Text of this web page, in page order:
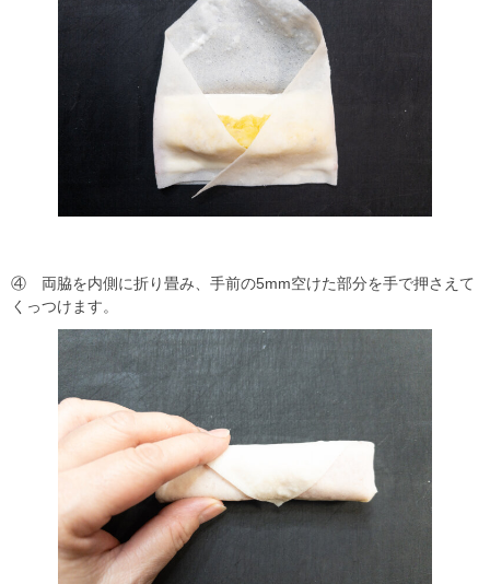
④ 両脇を内側に折り畳み、手前の5mm空けた部分を手で押さえて
くっつけます。